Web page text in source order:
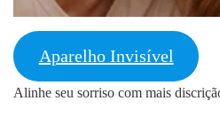
Aparelho Invisível
Alinhe seu sorriso com mais